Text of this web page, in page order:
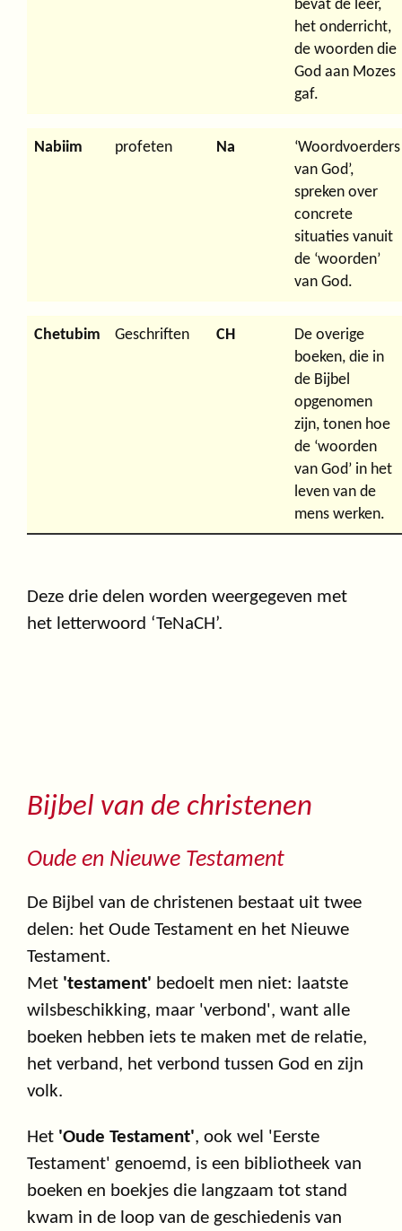
bevat de leer,
het onderricht,
de woorden die
God aan Mozes
gaf.
Nabiim profeten Na
‘Woordvoerders
van God’,
spreken over
concrete
situaties vanuit
de ‘woorden’
van God.
Chetubim Geschriften CH
De overige
boeken, die in
de Bijbel
opgenomen
zijn, tonen hoe
de ‘woorden
van God’ in het
leven van de
mens werken.
Deze drie delen worden weergegeven met
het letterwoord ‘TeNaCH’.
Bijbel van de christenen
Oude en Nieuwe Testament
De Bijbel van de christenen bestaat uit twee
delen: het Oude Testament en het Nieuwe
Testament.
Met 'testament' bedoelt men niet: laatste
wilsbeschikking, maar 'verbond', want alle
boeken hebben iets te maken met de relatie,
het verband, het verbond tussen God en zijn
volk.
Het 'Oude Testament', ook wel 'Eerste
Testament' genoemd, is een bibliotheek van
boeken en boekjes die langzaam tot stand
kwam in de loop van de geschiedenis van